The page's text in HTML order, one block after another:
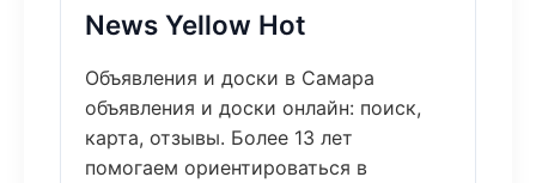
News Yellow Hot
Объявления и доски в Самара
объявления и доски онлайн: поиск,
карта, отзывы. Более 13 лет
помогаем ориентироваться в